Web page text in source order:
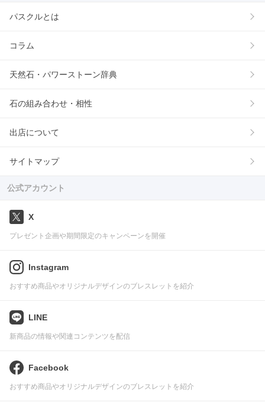
パスクルとは
コラム
天然石・パワーストーン辞典
石の組み合わせ・相性
出店について
サイトマップ
公式アカウント
X
プレゼント企画や期間限定のキャンペーンを開催
Instagram
おすすめ商品やオリジナルデザインのブレスレットを紹介
LINE
新商品の情報や関連コンテンツを配信
Facebook
おすすめ商品やオリジナルデザインのブレスレットを紹介